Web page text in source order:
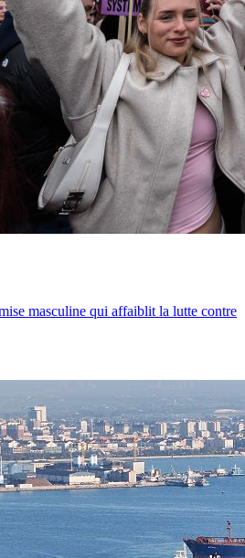
masculine qui affaiblit la lutte contre